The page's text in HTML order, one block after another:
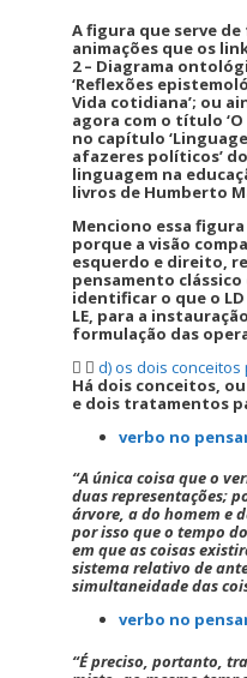
A figura que serve
animações que os
2 – Diagrama
‘Reflexões
Vida cotidiana’; ou
agora com o título ‘O
no capítulo
afazeres políticos’
linguagem na
livros de Humberto
Menciono essa
porque a visão
esquerdo e direito,
pensamento
identificar o que o
LE, para a
formulação das
d) os dois conceitos
Há dois conceitos,
e dois tratamentos
verbo no
“A única coisa que o
duas representações;
árvore, a do homem e
por isso que o tempo
em que as coisas
sistema relativo de
simultaneidade das
verbo no
“É preciso, portanto,